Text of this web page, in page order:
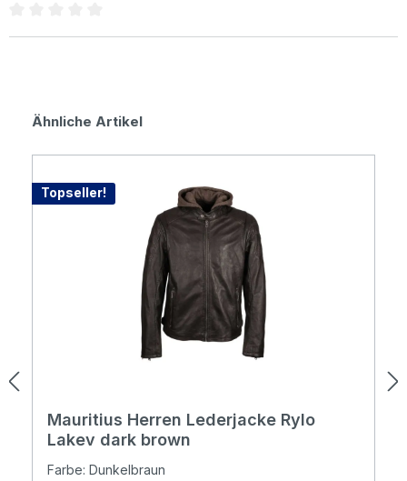
Produktgalerie überspringen
Ähnliche Artikel
Topseller!
Mauritius Herren Lederjacke Rylo
Lakev dark brown
Farbe: Dunkelbraun